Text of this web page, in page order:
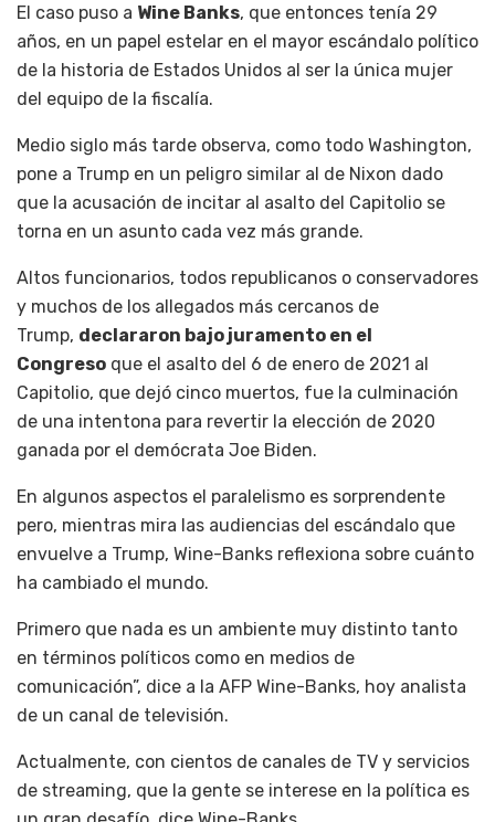
El caso puso a Wine Banks, que entonces tenía 29
años, en un papel estelar en el mayor escándalo político
de la historia de Estados Unidos al ser la única mujer
del equipo de la fiscalía.
Medio siglo más tarde observa, como todo Washington,
pone a Trump en un peligro similar al de Nixon dado
que la acusación de incitar al asalto del Capitolio se
torna en un asunto cada vez más grande.
Altos funcionarios, todos republicanos o conservadores
y muchos de los allegados más cercanos de
Trump, declararon bajo juramento en el
Congreso que el asalto del 6 de enero de 2021 al
Capitolio, que dejó cinco muertos, fue la culminación
de una intentona para revertir la elección de 2020
ganada por el demócrata Joe Biden.
En algunos aspectos el paralelismo es sorprendente
pero, mientras mira las audiencias del escándalo que
envuelve a Trump, Wine-Banks reflexiona sobre cuánto
ha cambiado el mundo.
Primero que nada es un ambiente muy distinto tanto
en términos políticos como en medios de
comunicación”, dice a la AFP Wine-Banks, hoy analista
de un canal de televisión.
Actualmente, con cientos de canales de TV y servicios
de streaming, que la gente se interese en la política es